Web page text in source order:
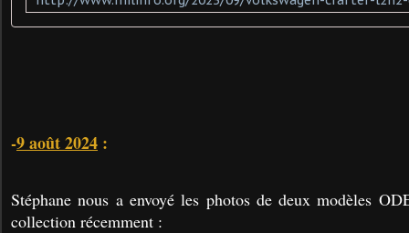
-9 août 2024 :
Stéphane nous a envoyé les photos de deux modèles
collection récemment :